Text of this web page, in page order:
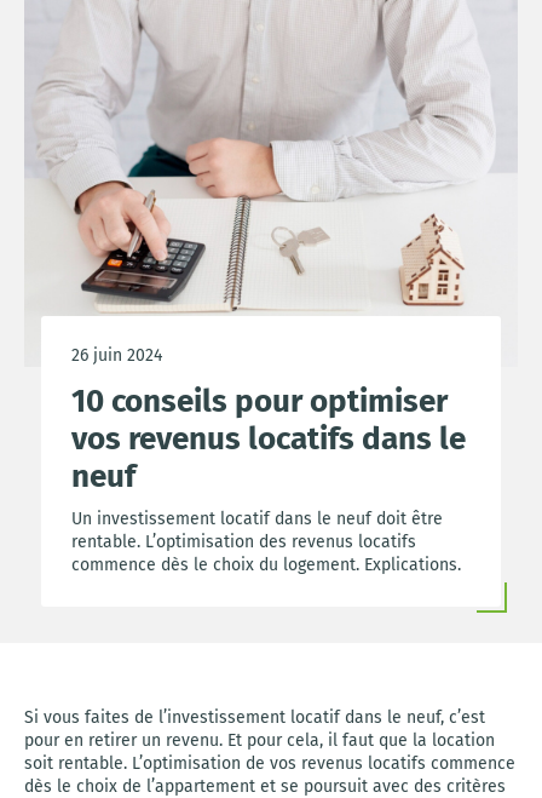
26 juin 2024
10 conseils pour optimiser
vos revenus locatifs dans le
neuf
Un investissement locatif dans le neuf doit être
rentable. L’optimisation des revenus locatifs
commence dès le choix du logement. Explications.
Si vous faites de l’investissement locatif dans le neuf, c’est
pour en retirer un revenu. Et pour cela, il faut que la location
soit rentable. L’optimisation de vos revenus locatifs commence
dès le choix de l’appartement et se poursuit avec des critères